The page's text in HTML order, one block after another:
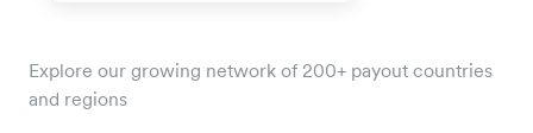
Explore our growing network of 200+ payout countries
and regions